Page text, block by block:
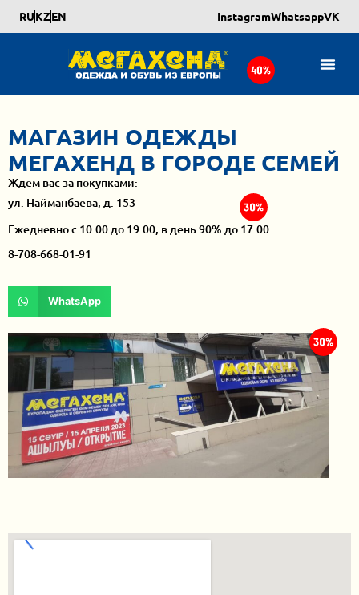
RUKZEN InstagramWhatsappVK
МАГАЗИН ОДЕЖДЫ
МЕГАХЕНД В ГОРОДЕ СЕМЕЙ
Ждем вас за покупками:
ул. Найманбаева, д. 153
Ежедневно с 10:00 до 19:00, в день 90% до 17:00
8-708-668-01-91
WhatsApp